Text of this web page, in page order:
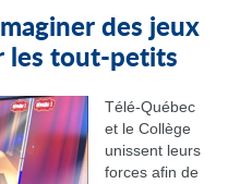
des jeux
les tout-petits
Télé-Québec
et le Collège
unissent leurs
forces afin de